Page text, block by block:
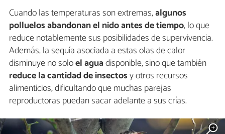
Cuando las temperaturas son extremas,algunos
polluelos abandonan el nido antes de tiempo, lo que
reduce notablemente sus posibilidades de supervivencia.
Además, la sequía asociada a estas olas de calor
disminuye no soloel aguadisponible, sino que también
reduce la cantidad de insectosy otros recursos
alimenticios, dificultando que muchas parejas
reproductoras puedan sacar adelante a sus crías.